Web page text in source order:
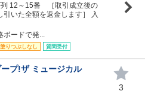
列 12～15番 ［取引成立後の
いた全額を返金します］ 入
ボードで発...
塗りつぶしなし 質問受付
プ!ザ ミュージカル
3